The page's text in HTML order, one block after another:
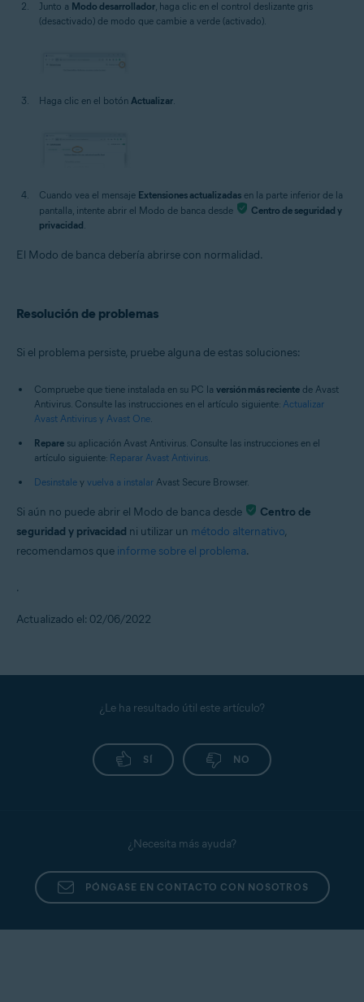
Junto a Modo desarrollador, haga clic en el control deslizante gris
(desactivado) de modo que cambie a verde (activado).
Haga clic en el botón Actualizar.
Cuando vea el mensaje Extensiones actualizadas en la parte inferior de la
pantalla, intente abrir el Modo de banca desde
Centro de seguridad y
privacidad.
El Modo de banca debería abrirse con normalidad.
Resolución de problemas
Si el problema persiste, pruebe alguna de estas soluciones:
Compruebe que tiene instalada en su PC la versión más reciente de Avast
Antivirus. Consulte las instrucciones en el artículo siguiente: Actualizar
Avast Antivirus y Avast One.
Repare su aplicación Avast Antivirus. Consulte las instrucciones en el
artículo siguiente: Reparar Avast Antivirus.
Desinstale y vuelva a instalar Avast Secure Browser.
Si aún no puede abrir el Modo de banca desde
Centro de
seguridad y privacidad ni utilizar un método alternativo,
recomendamos que informe sobre el problema.
.
Actualizado el: 02/06/2022
¿Le ha resultado útil este artículo?
SÍ NO
¿Necesita más ayuda?
PÓNGASE EN CONTACTO CON NOSOTROS